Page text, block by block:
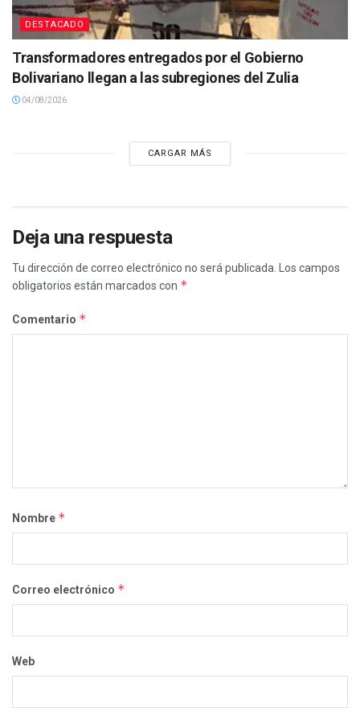
DESTACADO
Transformadores entregados por el Gobierno
Bolivariano llegan a las subregiones del Zulia
04/08/2026
CARGAR MÁS
Deja una respuesta
Tu dirección de correo electrónico no será publicada.
Los campos
obligatorios están marcados con *
Comentario *
Nombre *
Correo electrónico *
Web